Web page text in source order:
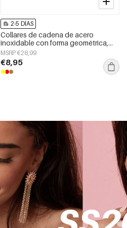
2-5 DÍAS
Collares de cadena de acero
inoxidable con forma geométrica,
sencillos, de la serie Daily Simple,
joyería para mujer.
MSRP €28,99
€8,95